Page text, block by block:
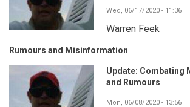
Wed, 06/17/2020 - 11:36
Warren Feek
Rumours and Misinformation
Update: Combating
and Rumours
Mon, 06/08/2020 - 13:56